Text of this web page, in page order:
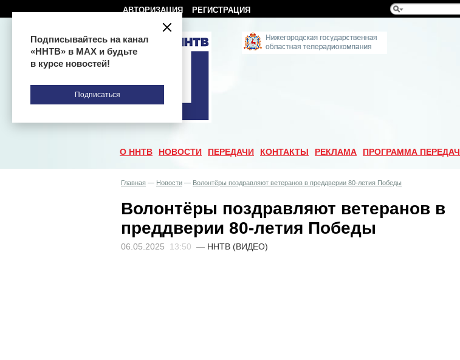
АВТОРИЗАЦИЯ РЕГИСТРАЦИЯ
О ННТВ НОВОСТИ ПЕРЕДАЧИ КОНТАКТЫ РЕКЛАМА ПРОГРАММА ПЕРЕДАЧ
Главная — Новости — Волонтёры поздравляют ветеранов в преддверии 80-летия Победы
Волонтёры поздравляют ветеранов в
преддверии 80-летия Победы
06.05.2025 13:50 — ННТВ (ВИДЕО)
Подписывайтесь на канал
«ННТВ» в МАХ и будьте
в курсе новостей!
Подписаться